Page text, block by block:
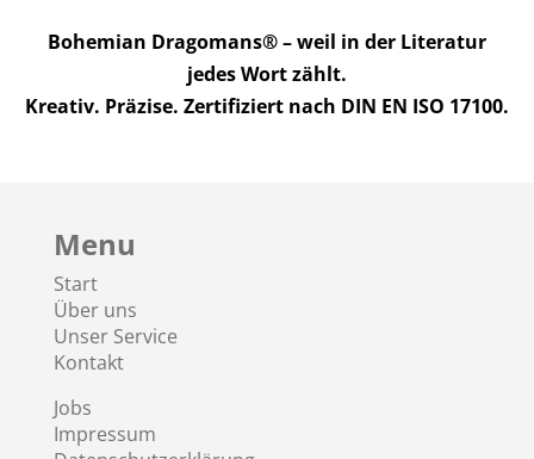
Bohemian Dragomans® – weil in der Literatur
jedes Wort zählt.
Kreativ. Präzise. Zertifiziert nach DIN EN ISO 17100.
Menu
Start
Über uns
Unser Service
Kontakt
Jobs
Impressum